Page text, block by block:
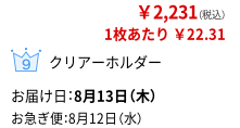
￥2,231（税込）
1枚あたり ￥22.31
クリアーホルダー
お届け日：8月13日（木）
お急ぎ便：8月12日（水）